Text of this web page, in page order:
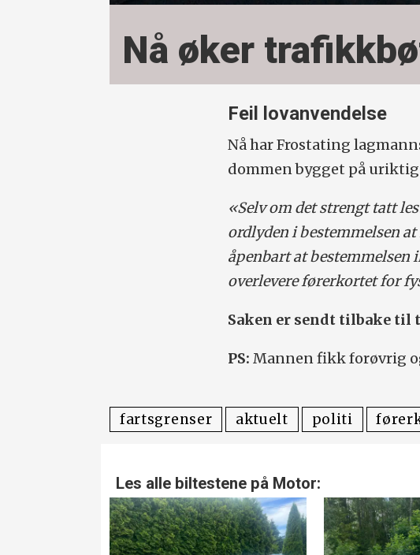
Nå øker
Feil lovanvendelse
Nå har Frostating
dommen bygget på
«Selv om det strengt tatt
ordlyden i bestemmelsen
åpenbart at
overlevere førerkortet for
Saken er sendt tilbake
PS: Mannen fikk forøvrig
fartsgrenser aktuelt politi
Les alle biltestene på Motor: